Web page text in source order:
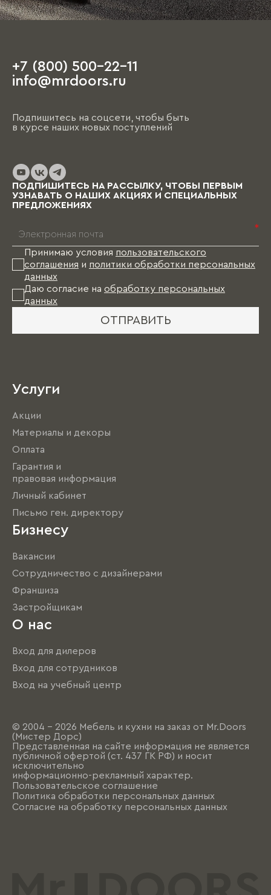
+7 (800) 500-22-11
info@mrdoors.ru
Подпишитесь на соцсети, чтобы быть
в курсе наших новых поступлений
ПОДПИШИТЕСЬ НА РАССЫЛКУ, ЧТОБЫ ПЕРВЫМ
УЗНАВАТЬ О НАШИХ АКЦИЯХ И СПЕЦИАЛЬНЫХ
ПРЕДЛОЖЕНИЯХ
*
Принимаю условия пользовательского
соглашения и политики обработки персональных
данных
Даю согласие на обработку персональных
данных
ОТПРАВИТЬ
Услуги
Акции
Материалы и декоры
Оплата
Гарантия и
правовая информация
Личный кабинет
Письмо ген. директору
Бизнесу
Вакансии
Сотрудничество с дизайнерами
Франшиза
Застройщикам
О нас
Вход для дилеров
Вход для сотрудников
Вход на учебный центр
© 2004 - 2026 Мебель и кухни на заказ от Mr.Doors
(Мистер Дорс)
Представленная на сайте информация не является
публичной офертой (ст. 437 ГК РФ) и носит
исключительно
информационно-рекламный характер.
Пользовательское соглашение
Политика обработки персональных данных
Согласие на обработку персональных данных